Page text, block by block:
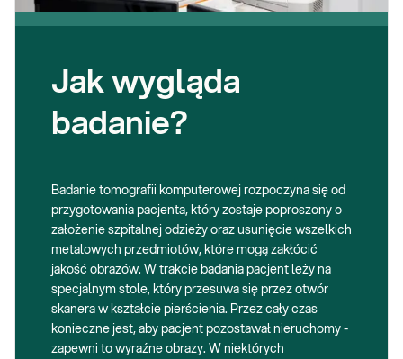
Jak wygląda
badanie?
Badanie tomografii komputerowej rozpoczyna się od
przygotowania pacjenta, który zostaje poproszony o
założenie szpitalnej odzieży oraz usunięcie wszelkich
metalowych przedmiotów, które mogą zakłócić
jakość obrazów. W trakcie badania pacjent leży na
specjalnym stole, który przesuwa się przez otwór
skanera w kształcie pierścienia. Przez cały czas
konieczne jest, aby pacjent pozostawał nieruchomy -
zapewni to wyraźne obrazy. W niektórych